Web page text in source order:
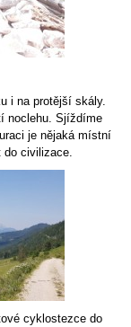
i na protější skály.
noclehu. Sjíždíme
je nějaká místní
do civilizace.
cyklostezce do